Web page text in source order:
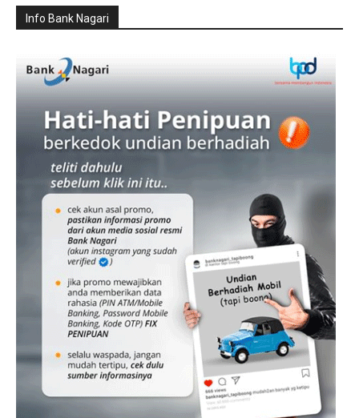
Info Bank Nagari